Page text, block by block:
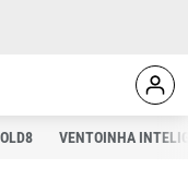
VENTOINHA